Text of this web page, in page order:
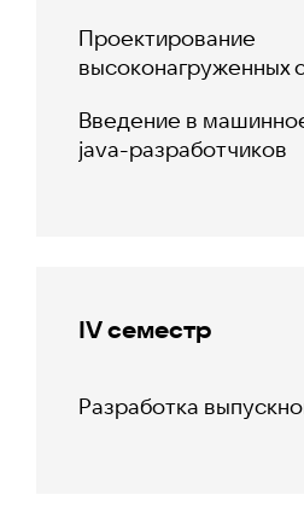
Проектирование
высоконагруженных
Введение в
java-разработчиков
IV семестр
Разработка